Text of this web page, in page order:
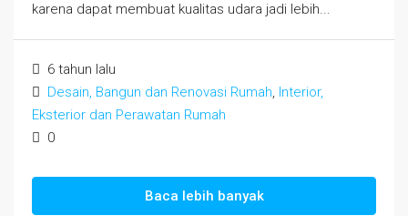
karena dapat membuat kualitas udara jadi lebih...
6 tahun lalu
Desain, Bangun dan Renovasi Rumah, Interior,
Eksterior dan Perawatan Rumah
0
Baca lebih banyak